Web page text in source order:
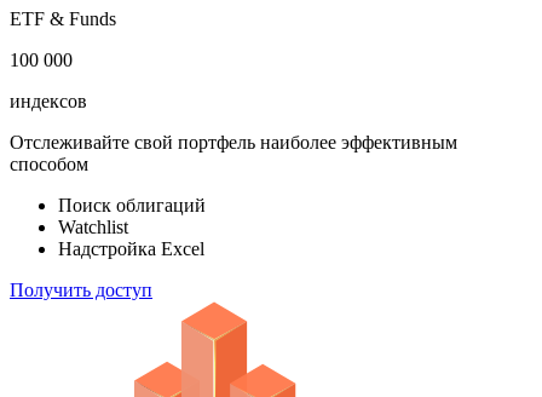
ETF & Funds
100 000
индексов
Отслеживайте свой портфель наиболее эффективным
способом
Поиск облигаций
Watchlist
Надстройка Excel
Получить доступ